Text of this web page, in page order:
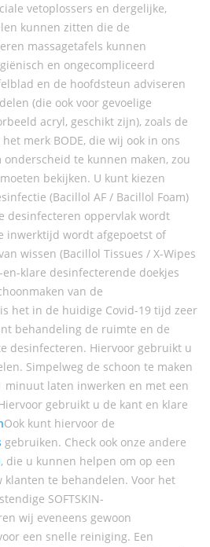
vetoplossers en dergelijke,
kunnen zitten die de
massagetafels kunnen
en ongecompliceerd
en de hoofdsteun adviseren
(die ook voor gevoelige
acryl, geschikt zijn), zoals de
merk BODE, die wij ook in ons
te kunnen maken, zou
bekijken. U kunt kiezen
(Bacillol AF / Bacillol Foam)
desinfecteren oppervlak wordt
inwerktijd wordt afgepoetst of
wissen (Bacillol Tissues / X-Wipes
klare desinfecterende doekjes
van de
het in de huidige Covid-19 tijd zeer
behandeling de ruimte en de
desinfecteren. Hiervoor gebruikt u
Simpelweg de schoon te maken
minuut laten inwerken en met een
gebruikt u de kant en klare
Ook kunt hiervoor de
gebruiken. Check ook onze andere
, die u kunnen helpen om op een
te behandelen. Voor het
SOFTSKIN-
wij eveneens gewoon
een snelle reiniging. Een